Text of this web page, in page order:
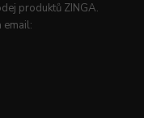
produktů ZINGA.
email: